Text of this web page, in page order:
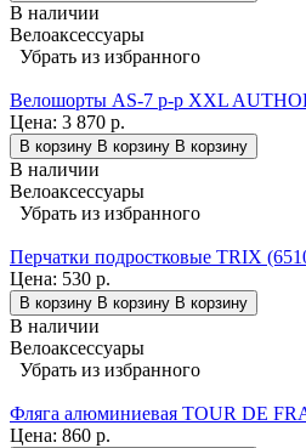
В наличии
Велоаксессуары
Убрать из избранного
Велошорты AS-7 р-р XXL
Цена: 3 870 р.
В корзину В корзину В корзину
В наличии
Велоаксессуары
Убрать из избранного
Перчатки подростковые TRIX
Цена: 530 р.
В корзину В корзину В корзину
В наличии
Велоаксессуары
Убрать из избранного
Фляга алюминиевая TOUR DE
Цена: 860 р.